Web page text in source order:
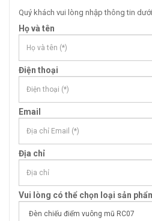
Quý khách vui lòng nhập thông tin
Họ và tên
Điện thoại
Email
Địa chỉ
Vui lòng có thể chọn loại sản